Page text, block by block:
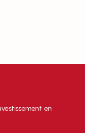
en